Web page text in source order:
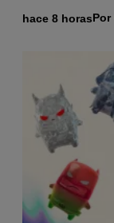
hace 8 horasPor